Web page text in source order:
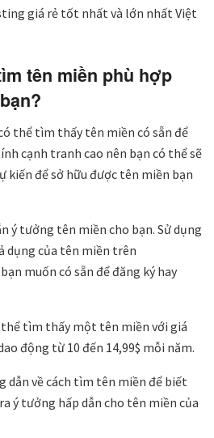
giá rẻ tốt nhất và lớn nhất Việt
tên miền phù hợp
thể tìm thấy tên miền có sẵn để
cạnh tranh cao nên bạn có thể sẽ
kiến để sở hữu được tên miền bạn
ý tưởng tên miền cho bạn. Sử dụng
dụng của tên miền trên
muốn có sẵn để đăng ký hay
thể tìm thấy một tên miền với giá
động từ 10 đến 14,99$ mỗi năm.
dẫn về cách tìm tên miền để biết
ý tưởng hấp dẫn cho tên miền của